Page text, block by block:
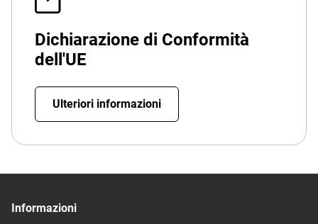
Dichiarazione di Conformità
dell'UE
Ulteriori informazioni
Informazioni